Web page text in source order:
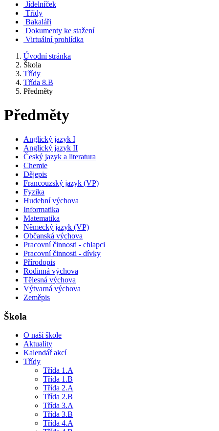
Jídelníček
Třídy
Bakaláři
Dokumenty ke stažení
Virtuální prohlídka
Úvodní stránka
Škola
Třídy
Třída 8.B
Předměty
Předměty
Anglický jazyk I
Anglický jazyk II
Český jazyk a literatura
Chemie
Dějepis
Francouzský jazyk (VP)
Fyzika
Hudební výchova
Informatika
Matematika
Německý jazyk (VP)
Občanská výchova
Pracovní činnosti - chlapci
Pracovní činnosti - dívky
Přírodopis
Rodinná výchova
Tělesná výchova
Výtvarná výchova
Zeměpis
Škola
O naší škole
Aktuality
Kalendář akcí
Třídy
Třída 1.A
Třída 1.B
Třída 2.A
Třída 2.B
Třída 3.A
Třída 3.B
Třída 4.A